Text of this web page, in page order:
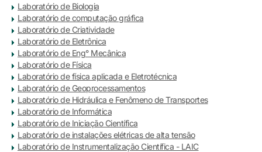
Laboratório de Biologia
Laboratório de computação gráfica
Laboratório de Criatividade
Laboratório de Eletrônica
Laboratório de Eng° Mecânica
Laboratório de Física
Laboratório de física aplicada e Eletrotécnica
Laboratório de Geoprocessamentos
Laboratório de Hidráulica e Fenômeno de Transportes
Laboratório de Informática
Laboratório de Iniciação Científica
Laboratório de instalações elétricas de alta tensão
Laboratório de Instrumentalização Científica - LAIC